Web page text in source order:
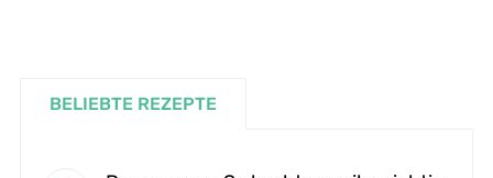
BELIEBTE REZEPTE